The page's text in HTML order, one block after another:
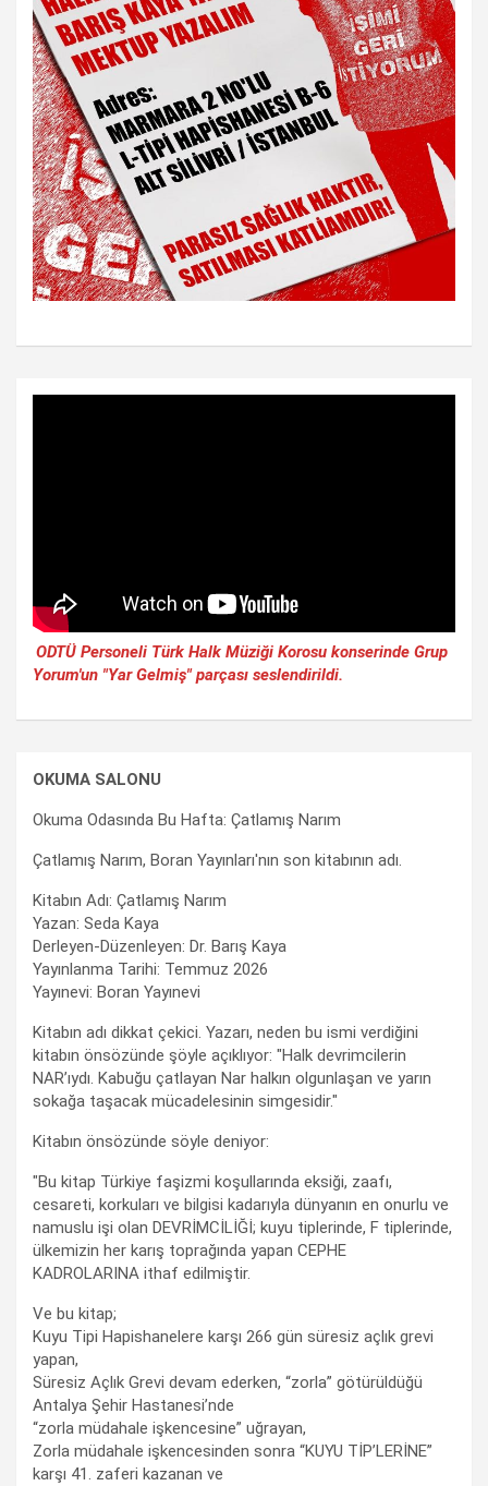
ODTÜ Personeli Türk Halk Müziği Korosu konserinde Grup
Yorum'un "Yar Gelmiş" parçası seslendirildi.
OKUMA SALONU
Okuma Odasında Bu Hafta: Çatlamış Narım
Çatlamış Narım, Boran Yayınları'nın son kitabının adı.
Kitabın Adı: Çatlamış Narım
Yazan: Seda Kaya
Derleyen-Düzenleyen: Dr. Barış Kaya
Yayınlanma Tarihi: Temmuz 2026
Yayınevi: Boran Yayınevi
Kitabın adı dikkat çekici. Yazarı, neden bu ismi verdiğini
kitabın önsözünde şöyle açıklıyor: "Halk devrimcilerin
NAR’ıydı. Kabuğu çatlayan Nar halkın olgunlaşan ve yarın
sokağa taşacak mücadelesinin simgesidir."
Kitabın önsözünde söyle deniyor:
"Bu kitap Türkiye faşizmi koşullarında eksiği, zaafı,
cesareti, korkuları ve bilgisi kadarıyla dünyanın en onurlu ve
namuslu işi olan DEVRİMCİLİĞİ; kuyu tiplerinde, F tiplerinde,
ülkemizin her karış toprağında yapan CEPHE
KADROLARINA ithaf edilmiştir.
Ve bu kitap;
Kuyu Tipi Hapishanelere karşı 266 gün süresiz açlık grevi
yapan,
Süresiz Açlık Grevi devam ederken, “zorla” götürüldüğü
Antalya Şehir Hastanesi’nde
“zorla müdahale işkencesine” uğrayan,
Zorla müdahale işkencesinden sonra “KUYU TİP’LERİNE”
karşı 41. zaferi kazanan ve